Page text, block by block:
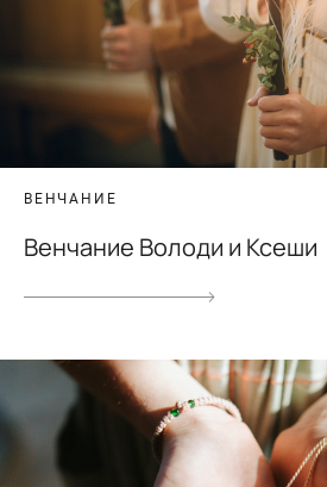
ВЕНЧАНИЕ
Венчание Володи и Ксеши